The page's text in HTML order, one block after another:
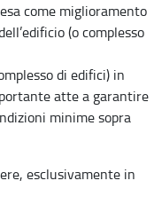
come miglioramento
(o complesso
di edifici) in
atte a garantire
minime sopra
esclusivamente in